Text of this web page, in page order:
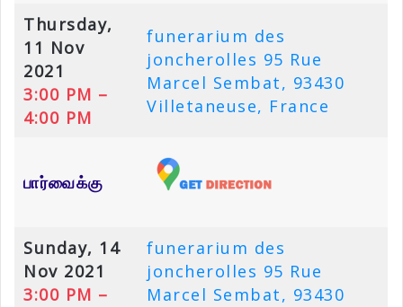
Thursday,
11 Nov
2021
3:00 PM –
4:00 PM
funerarium des
joncherolles 95 Rue
Marcel Sembat, 93430
Villetaneuse, France
பார்வைக்கு
Sunday, 14
Nov 2021
3:00 PM –
funerarium des
joncherolles 95 Rue
Marcel Sembat, 93430